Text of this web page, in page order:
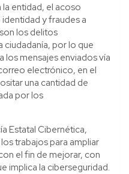
entidad, el acoso
y fraudes a
los delitos
por lo que
los mensajes enviados vía
electrónico, en el
una cantidad de
por los
Estatal Cibernética,
trabajos para ampliar
el fin de mejorar, con
implica la ciberseguridad.